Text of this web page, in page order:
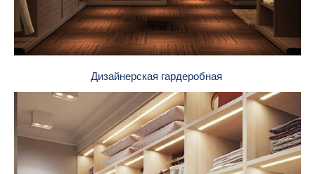
Дизайнерская гардеробная